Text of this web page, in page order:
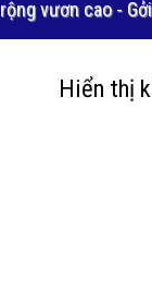
vươn cao -
Hiển thị